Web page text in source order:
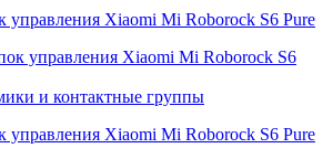
управления Xiaomi Mi Roborock S6 Pure
и контактные группы
управления Xiaomi Mi Roborock S6 Pure